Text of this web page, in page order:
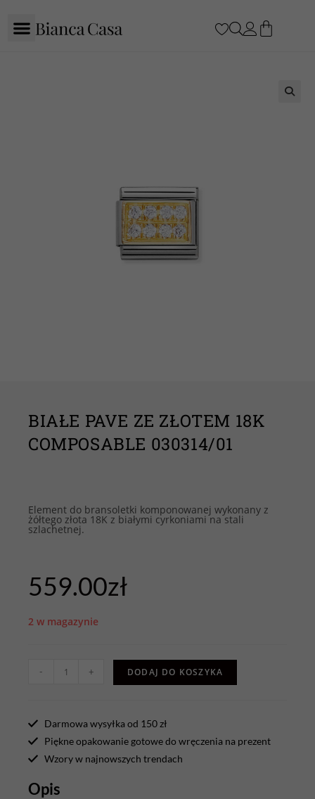
BIAŁE PAVE ZE ZŁOTEM 18K
COMPOSABLE 030314/01
Element do bransoletki komponowanej wykonany z
żółtego złota 18K z białymi cyrkoniami na stali
szlachetnej.
559.00zł
2 w magazynie
- + DODAJ DO KOSZYKA
Darmowa wysyłka od 150 zł
Piękne opakowanie gotowe do wręczenia na prezent
Wzory w najnowszych trendach
Opis